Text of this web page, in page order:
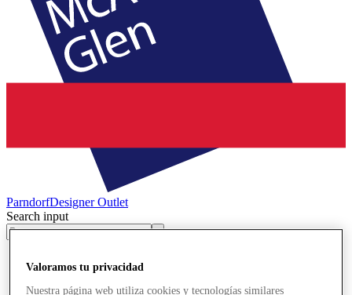
ParndorfDesigner Outlet
Search input
Valoramos tu privacidad
Nuestra página web utiliza cookies y tecnologías similares